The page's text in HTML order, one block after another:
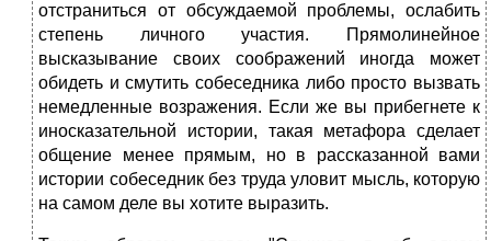
отстраниться от обсуждаемой проблемы, ослабить
степень личного участия. Прямолинейное
высказывание своих соображений иногда может
обидеть и смутить собеседника либо просто вызвать
немедленные возражения. Если же вы прибегнете к
иносказательной истории, такая метафора сделает
общение менее прямым, но в рассказанной вами
истории собеседник без труда уловит мысль, которую
на самом деле вы хотите выразить.